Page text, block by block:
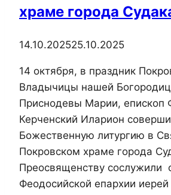
храме города
14.10.202525.10.2025
14 октября, в праздник
Владычицы нашей
Приснодевы Марии, епископ
Керченский Иларион
Божественную литургию в
Покровском храме города
Преосвященству сослужили
Феодосийской епархии